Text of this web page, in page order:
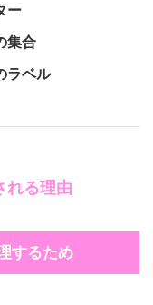
ー
集合
ラベル
れる理由
するため